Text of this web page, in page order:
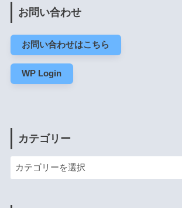
お問い合わせ
お問い合わせはこちら
WP Login
カテゴリー